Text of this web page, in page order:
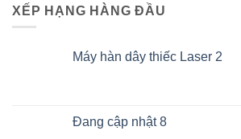
XẾP HẠNG HÀNG ĐẦU
Máy hàn dây thiếc Laser 2
Đang cập nhật 8